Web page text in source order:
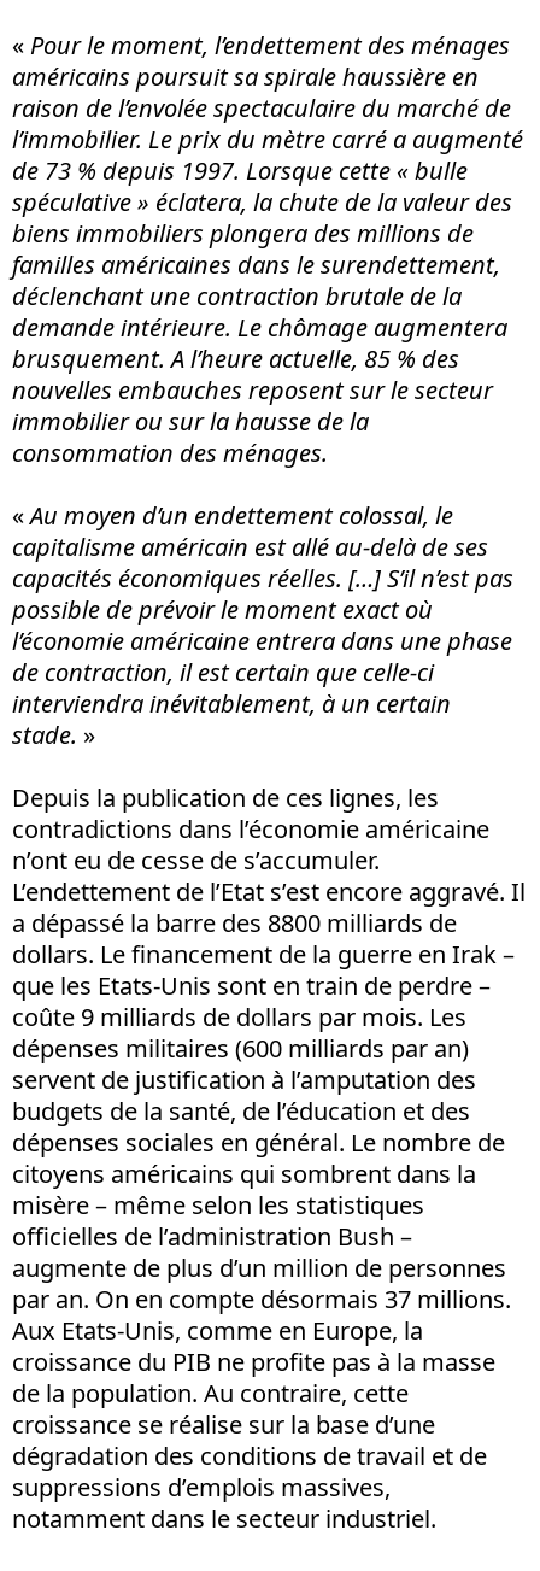
« Pour le moment, l’endettement des ménages
américains poursuit sa spirale haussière en
raison de l’envolée spectaculaire du marché de
l’immobilier. Le prix du mètre carré a augmenté
de 73 % depuis 1997. Lorsque cette « bulle
spéculative » éclatera, la chute de la valeur des
biens immobiliers plongera des millions de
familles américaines dans le surendettement,
déclenchant une contraction brutale de la
demande intérieure. Le chômage augmentera
brusquement. A l’heure actuelle, 85 % des
nouvelles embauches reposent sur le secteur
immobilier ou sur la hausse de la
consommation des ménages.
«Au moyen d’un endettement colossal, le
capitalisme américain est allé au-delà de ses
capacités économiques réelles. […] S’il n’est pas
possible de prévoir le moment exact où
l’économie américaine entrera dans une phase
de contraction, il est certain que celle-ci
interviendra inévitablement, à un certain
stade. »
Depuis la publication de ces lignes, les
contradictions dans l’économie américaine
n’ont eu de cesse de s’accumuler.
L’endettement de l’Etat s’est encore aggravé. Il
a dépassé la barre des 8800 milliards de
dollars. Le financement de la guerre en Irak –
que les Etats-Unis sont en train de perdre –
coûte 9 milliards de dollars par mois. Les
dépenses militaires (600 milliards par an)
servent de justification à l’amputation des
budgets de la santé, de l’éducation et des
dépenses sociales en général. Le nombre de
citoyens américains qui sombrent dans la
misère – même selon les statistiques
officielles de l’administration Bush –
augmente de plus d’un million de personnes
par an. On en compte désormais 37 millions.
Aux Etats-Unis, comme en Europe, la
croissance du PIB ne profite pas à la masse
de la population. Au contraire, cette
croissance se réalise sur la base d’une
dégradation des conditions de travail et de
suppressions d’emplois massives,
notamment dans le secteur industriel.